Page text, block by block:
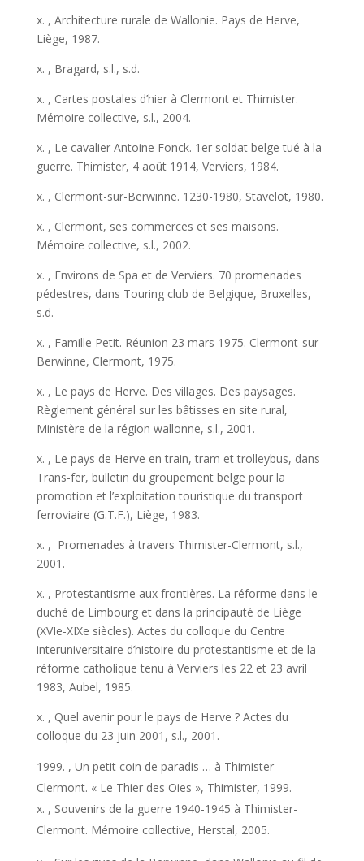
x. , Architecture rurale de Wallonie. Pays de Herve,
Liège, 1987.
x. , Bragard, s.l., s.d.
x. , Cartes postales d’hier à Clermont et Thimister.
Mémoire collective, s.l., 2004.
x. , Le cavalier Antoine Fonck. 1er soldat belge tué à la
guerre. Thimister, 4 août 1914, Verviers, 1984.
x. , Clermont-sur-Berwinne. 1230-1980, Stavelot, 1980.
x. , Clermont, ses commerces et ses maisons.
Mémoire collective, s.l., 2002.
x. , Environs de Spa et de Verviers. 70 promenades
pédestres, dans Touring club de Belgique, Bruxelles,
s.d.
x. , Famille Petit. Réunion 23 mars 1975. Clermont-sur-
Berwinne, Clermont, 1975.
x. , Le pays de Herve. Des villages. Des paysages.
Règlement général sur les bâtisses en site rural,
Ministère de la région wallonne, s.l., 2001.
x. , Le pays de Herve en train, tram et trolleybus, dans
Trans-fer, bulletin du groupement belge pour la
promotion et l’exploitation touristique du transport
ferroviaire (G.T.F.), Liège, 1983.
x. , Promenades à travers Thimister-Clermont, s.l.,
2001.
x. , Protestantisme aux frontières. La réforme dans le
duché de Limbourg et dans la principauté de Liège
(XVIe-XIXe siècles). Actes du colloque du Centre
interuniversitaire d’histoire du protestantisme et de la
réforme catholique tenu à Verviers les 22 et 23 avril
1983, Aubel, 1985.
x. , Quel avenir pour le pays de Herve ? Actes du
colloque du 23 juin 2001, s.l., 2001.
, Un petit coin de paradis … à Thimister-
Clermont. « Le Thier des Oies », Thimister, 1999.
x. , Souvenirs de la guerre 1940-1945 à Thimister-
Clermont. Mémoire collective, Herstal, 2005.